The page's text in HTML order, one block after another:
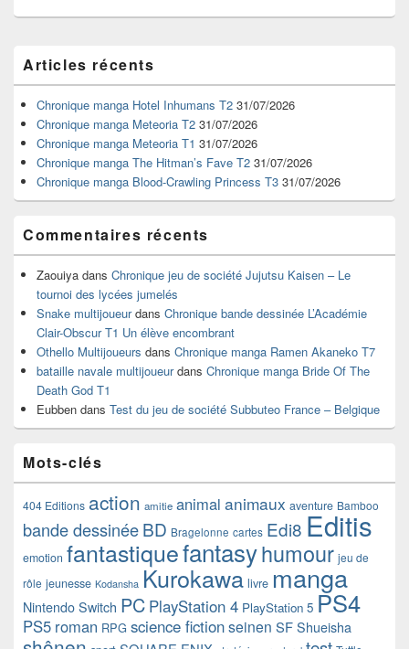
principale
de
widget
pour
barre
latérale
Articles récents
Chronique manga Hotel Inhumans T2 31/07/2026
Chronique manga Meteoria T2 31/07/2026
Chronique manga Meteoria T1 31/07/2026
Chronique manga The Hitman’s Fave T2 31/07/2026
Chronique manga Blood-Crawling Princess T3 31/07/2026
Commentaires récents
Zaouiya dans Chronique jeu de société Jujutsu Kaisen – Le
tournoi des lycées jumelés
Snake multijoueurdans Chronique bande dessinée L’Académie
Clair-Obscur T1 Un élève encombrant
Othello Multijoueurs dans Chronique manga Ramen Akaneko T7
bataille navale multijoueurdans Chronique manga Bride Of The
Death God T1
Eubben dans Test du jeu de société Subbuteo France – Belgique
Mots-clés
404 Editions action amitie animal animaux aventure Bamboo
bande dessinéeBD Bragelonne cartes Edi8 Editis
emotion fantastiquefantasyhumour jeu de
rôle jeunesse Kodansha Kurokawa livre manga
Nintendo Switch PC PlayStation 4 PlayStation 5 PS4
PS5 roman RPG science fictionseinen SF Shueisha